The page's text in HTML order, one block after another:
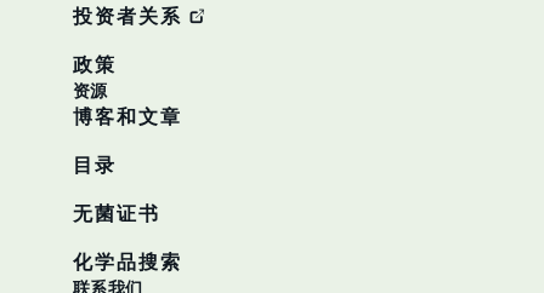
投资者关系
政策
资源
博客和文章
目录
无菌证书
化学品搜索
联系我们